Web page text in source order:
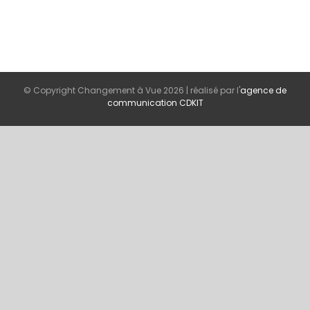
© Copyright Changement à Vue 2026 | réalisé par l'agence de
communication CDKIT